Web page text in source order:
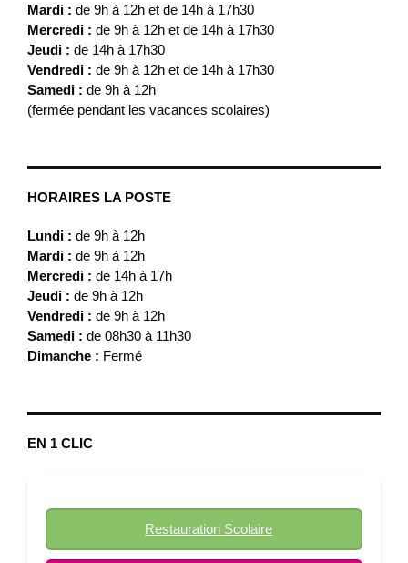
Mardi : de 9h à 12h et de 14h à 17h30
Mercredi : de 9h à 12h et de 14h à 17h30
Jeudi : de 14h à 17h30
Vendredi : de 9h à 12h et de 14h à 17h30
Samedi : de 9h à 12h
(fermée pendant les vacances scolaires)
HORAIRES LA POSTE
Lundi : de 9h à 12h
Mardi : de 9h à 12h
Mercredi : de 14h à 17h
Jeudi : de 9h à 12h
Vendredi : de 9h à 12h
Samedi : de 08h30 à 11h30
Dimanche : Fermé
EN 1 CLIC
Restauration Scolaire